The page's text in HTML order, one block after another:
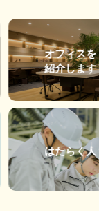
オフィスを
紹介します
はたらく人